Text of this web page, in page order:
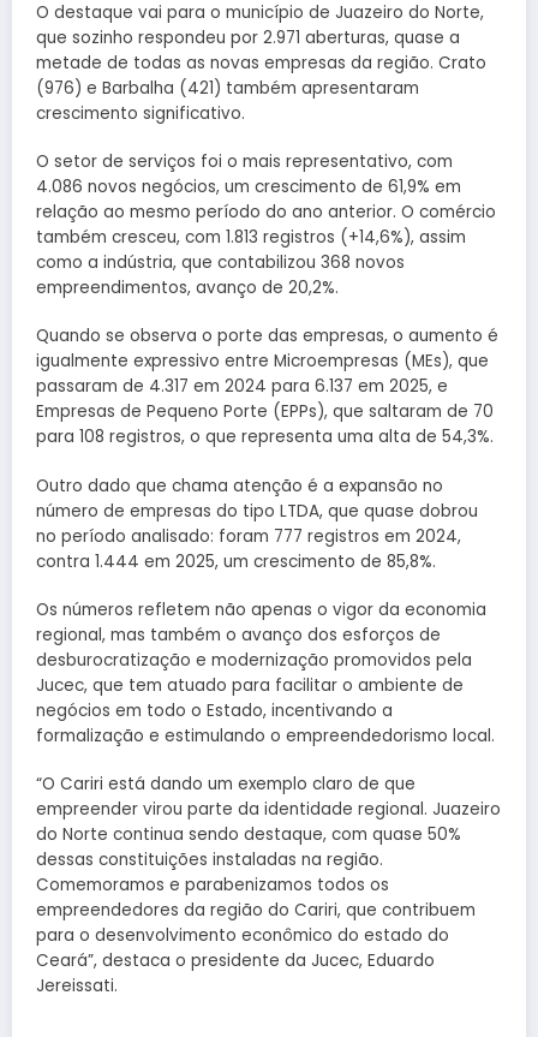
O destaque vai para o município de Juazeiro do Norte,
que sozinho respondeu por 2.971 aberturas, quase a
metade de todas as novas empresas da região. Crato
(976) e Barbalha (421) também apresentaram
crescimento significativo.
O setor de serviços foi o mais representativo, com
4.086 novos negócios, um crescimento de 61,9% em
relação ao mesmo período do ano anterior. O comércio
também cresceu, com 1.813 registros (+14,6%), assim
como a indústria, que contabilizou 368 novos
empreendimentos, avanço de 20,2%.
Quando se observa o porte das empresas, o aumento é
igualmente expressivo entre Microempresas (MEs), que
passaram de 4.317 em 2024 para 6.137 em 2025, e
Empresas de Pequeno Porte (EPPs), que saltaram de 70
para 108 registros, o que representa uma alta de 54,3%.
Outro dado que chama atenção é a expansão no
número de empresas do tipo LTDA, que quase dobrou
no período analisado: foram 777 registros em 2024,
contra 1.444 em 2025, um crescimento de 85,8%.
Os números refletem não apenas o vigor da economia
regional, mas também o avanço dos esforços de
desburocratização e modernização promovidos pela
Jucec, que tem atuado para facilitar o ambiente de
negócios em todo o Estado, incentivando a
formalização e estimulando o empreendedorismo local.
“O Cariri está dando um exemplo claro de que
empreender virou parte da identidade regional. Juazeiro
do Norte continua sendo destaque, com quase 50%
dessas constituições instaladas na região.
Comemoramos e parabenizamos todos os
empreendedores da região do Cariri, que contribuem
para o desenvolvimento econômico do estado do
Ceará”, destaca o presidente da Jucec, Eduardo
Jereissati.